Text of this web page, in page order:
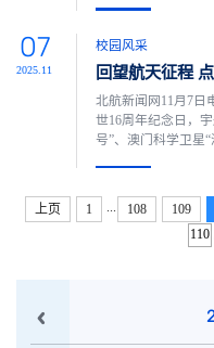
通过专业的讲解分
的视力健康科普。
中...
07
2025.11
校园风采
北航新闻网11月7日
世16周年纪念日，
号”、澳门科学卫星
学院院长王伟宗主
为中国航天事业的
上页 1 ... 108 109